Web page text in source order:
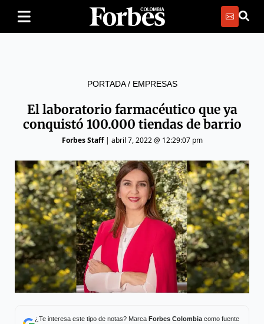
PORTADA/ EMPRESAS
El laboratorio farmacéutico que ya
conquistó 100.000 tiendas de barrio
Forbes Staff| abril 7, 2022 @ 12:29:07 pm
¿Te interesa este tipo de notas? Marca Forbes Colombiacomo fuente